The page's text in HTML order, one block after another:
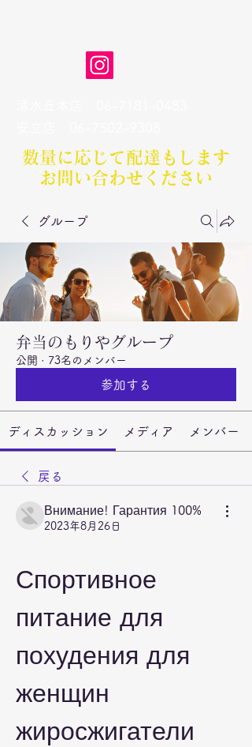
数量に応じて配達もします​
お問い合わせください
グループ
弁当のもりやグループ
公開 · 73名のメンバー
参加する
ディスカッション メディア メンバー
戻る
Внимание! Гарантия 100%
2023年8月26日
Спортивное
питание для
похудения для
женщин
жиросжигатели